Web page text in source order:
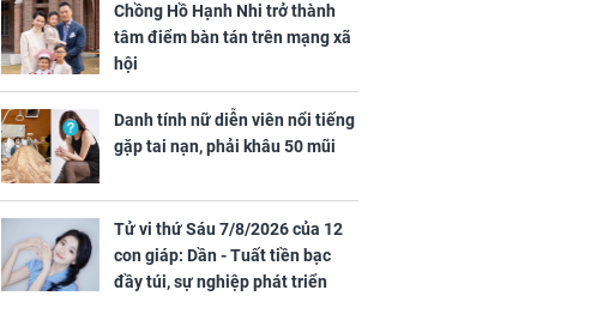
Tử vi thứ Sáu
7/8/2026 của 12 con
bạc đầy túi, sự nghiệp
phát triển hưng thịnh,
Mão - Thân tài lộc ảm
Chồng Hồ Hạnh Nhi trở thành
tâm điểm bàn tán trên mạng xã
hội
Danh tính nữ diễn viên nổi tiếng
gặp tai nạn, phải khâu 50 mũi
Tử vi thứ Sáu 7/8/2026 của 12
con giáp: Dần - Tuất tiền bạc
đầy túi, sự nghiệp phát triển